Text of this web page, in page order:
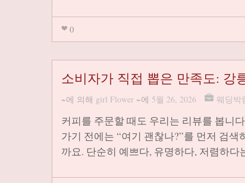
0
소비자가 직접 뽑은 만족도: 강
~에 의해 girl Flower ~에 5월 26, 2026 웨딩박
커피를 주문할 때도 우리는 리뷰를 봅니
가기 전에는 “여기 괜찮나?”를 먼저 검
까요. 단순히 예쁘다, 유명하다, 저렴하